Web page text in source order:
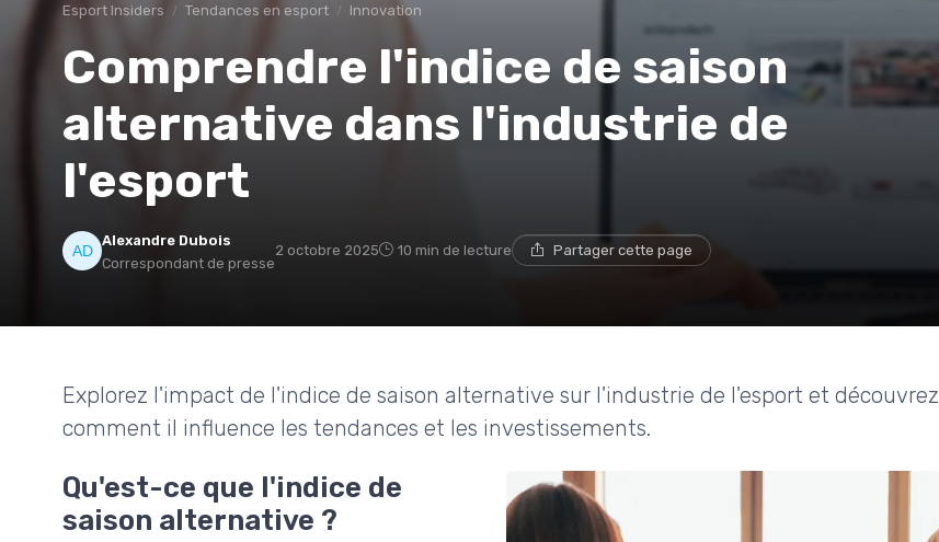
Esport Insiders Tendances en esport Innovation
Comprendre l'indice de saison
alternative dans l'industrie de
l'esport
Alexandre Dubois
Correspondant de presse
2 octobre 2025 10 min de lecture Partager cette page
Explorez l'impact de l'indice de saison alternative sur l'industrie de l'esport et découvrez
comment il influence les tendances et les investissements.
Qu'est-ce que l'indice de
saison alternative ?